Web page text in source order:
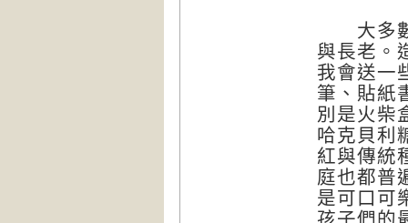
大多數
與長老。
我會送一
筆、貼紙
別是火柴
哈克貝利
紅與傳統
庭也都普
是可口可